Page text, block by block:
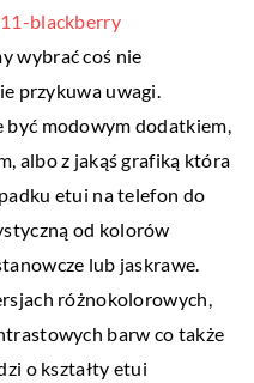
blackberry
wybrać coś nie
przykuwa uwagi.
modowym dodatkiem,
albo z jakąś grafiką która
etui na telefon do
od kolorów
lub jaskrawe.
różnokolorowych,
barw co także
o kształty etui